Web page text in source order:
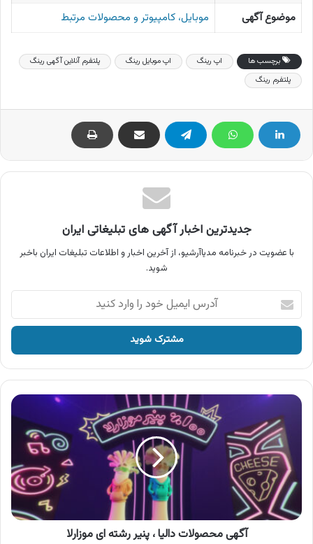
موضوع آگهی
موبایل، کامپیوتر و محصولات مرتبط
برچسب ها اپ رینگ اپ موبایل رینگ
پلتفرم آنلاین آگهی رینگ
پلتفرم رینگ
جدیدترین اخبار آگهی های تبلیغاتی ایران
با عضویت در خبرنامه مدیاآرشیو، از آخرین اخبار و اطلاعات تبلیغات ایران باخبر
شوید.
آدرس
ایمیل
خود
وارد
کنید
آگهی
محصولات
پنیر
رشته
ای
موزارلا
آگهی محصولات دالیا ، پنیر رشته ای موزارلا